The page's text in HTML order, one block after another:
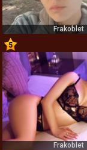
Frakoblet
5
71
Frakoblet